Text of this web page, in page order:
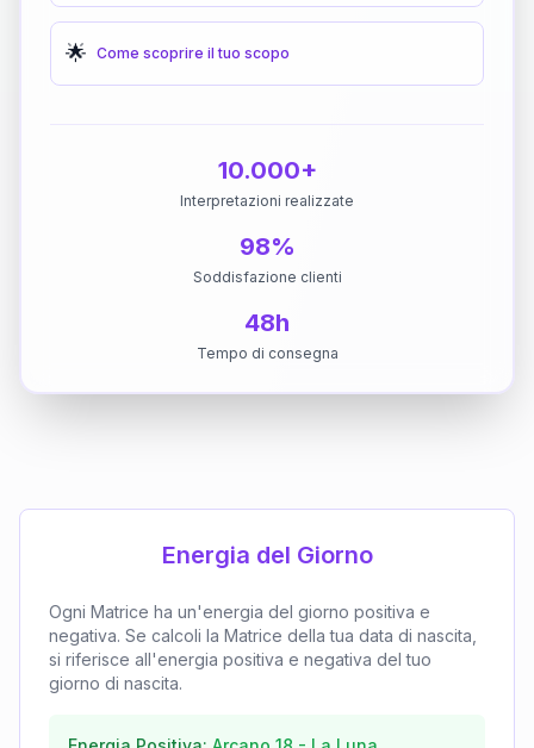
🌟 Come scoprire il tuo scopo
10.000+
Interpretazioni realizzate
98%
Soddisfazione clienti
48h
Tempo di consegna
Energia del Giorno
Ogni Matrice ha un'energia del giorno positiva e
negativa. Se calcoli la Matrice della tua data di nascita,
si riferisce all'energia positiva e negativa del tuo
giorno di nascita.